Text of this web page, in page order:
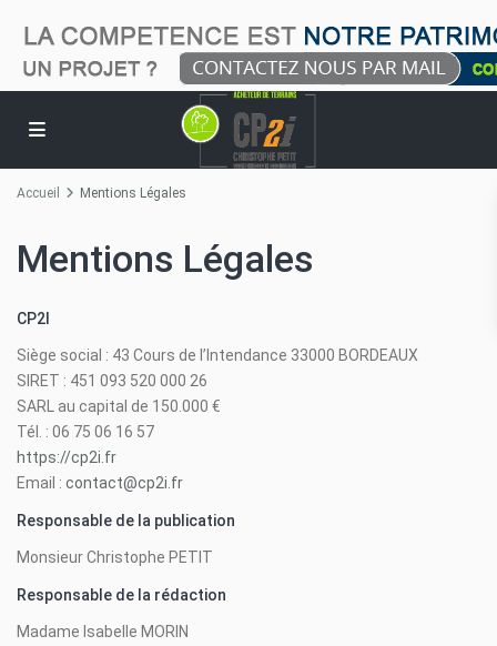
Accueil Mentions Légales
Mentions Légales
CP2I
Siège social : 43 Cours de l’Intendance 33000 BORDEAUX
SIRET : 451 093 520 000 26
SARL au capital de 150.000 €
Tél. : 06 75 06 16 57
https://cp2i.fr
Email :contact@cp2i.fr
Responsable de la publication
Monsieur Christophe PETIT
Responsable de la rédaction
Madame Isabelle MORIN